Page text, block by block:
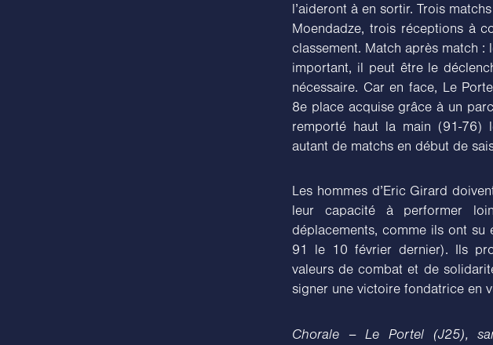
l’aideront à en sortir. Trois
Moendadze, trois réceptions à
classement. Match après match :
important, il peut être le
nécessaire. Car en face, Le
8e place acquise grâce à un
remporté haut la main (91-76)
autant de matchs en début de
Les hommes d’Eric Girard
leur capacité à performer
déplacements, comme ils ont su
91 le 10 février dernier). Ils
valeurs de combat et de
signer une victoire fondatrice en
Chorale – Le Portel (J25),